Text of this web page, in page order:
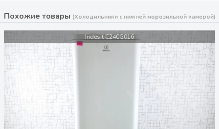
Похожие товары (Холодильники с нижней морозильной камерой)
Indesit C240G016